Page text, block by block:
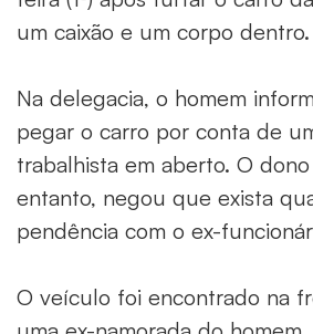
um caixão e um corpo dentro.
Na delegacia, o homem
pegar o carro por conta de
trabalhista em aberto. O
entanto, negou que exista
pendência com o ex-
O veículo foi encontrado na